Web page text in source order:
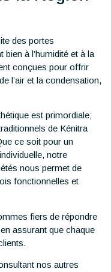
des portes
à l’humidité et à la
conçues pour offrir
l’air et la condensation,
est primordiale;
de Kénitra
ce soit pour un
notre
nous permet de
fonctionnelles et
fiers de répondre
assurant que chaque
nos autres